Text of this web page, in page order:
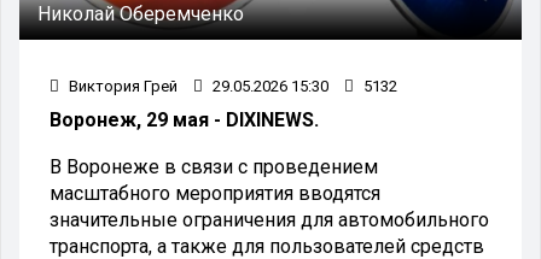
Николай Оберемченко
Виктория Грей 29.05.2026 15:30 5132
Воронеж, 29 мая - DIXINEWS.
В Воронеже в связи с проведением
масштабного мероприятия вводятся
значительные ограничения для автомобильного
транспорта, а также для пользователей средств